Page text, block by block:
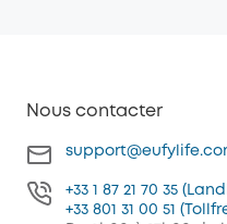
Nous contacter
+33 1 87 21 70 35
+33 801 31 00 51